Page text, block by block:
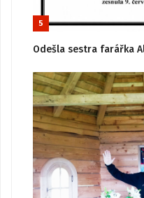
5
Odešla sestra farářka